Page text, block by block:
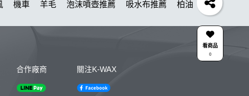
機車 羊毛 泡沫噴壺推薦 吸水布推薦 柏油
噴槍頭 S系列噴頭+800ML HDPE 瓶 S-25噴
合作廠商 關注K-WAX
看商品
0